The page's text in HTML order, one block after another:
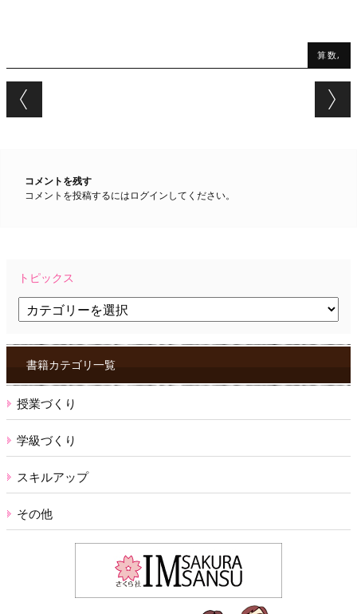
算数,
Post navigation
コメントを残す
コメントを投稿するには ログイン してください。
トピックス
ク
ス書籍カテゴリ一覧
授業づくり
学級づくり
スキルアップ
その他